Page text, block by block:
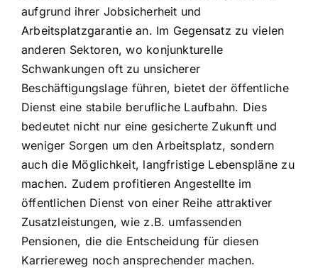
aufgrund ihrer Jobsicherheit und
Arbeitsplatzgarantie an. Im Gegensatz zu vielen
anderen Sektoren, wo konjunkturelle
Schwankungen oft zu unsicherer
Beschäftigungslage führen, bietet der öffentliche
Dienst eine stabile berufliche Laufbahn. Dies
bedeutet nicht nur eine gesicherte Zukunft und
weniger Sorgen um den Arbeitsplatz, sondern
auch die Möglichkeit, langfristige Lebenspläne zu
machen. Zudem profitieren Angestellte im
öffentlichen Dienst von einer Reihe attraktiver
Zusatzleistungen, wie z.B. umfassenden
Pensionen, die die Entscheidung für diesen
Karriereweg noch ansprechender machen.